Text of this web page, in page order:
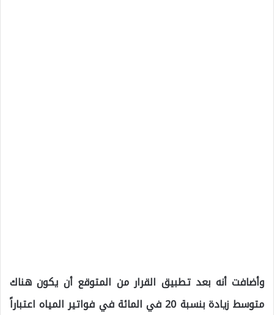
وأضافت أنه بعد تطبيق القرار من المتوقع أن يكون هناك
متوسط زيادة بنسبة 20 في المائة في فواتير المياه اعتباراً